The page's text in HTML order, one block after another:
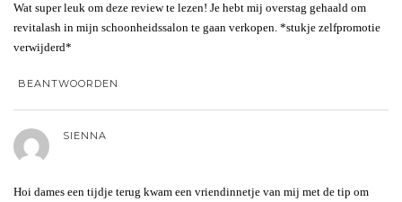
Wat super leuk om deze review te lezen! Je hebt mij overstag gehaald om
revitalash in mijn schoonheidssalon te gaan verkopen. *stukje zelfpromotie
verwijderd*
BEANTWOORDEN
SIENNA
Hoi dames een tijdje terug kwam een vriendinnetje van mij met de tip om